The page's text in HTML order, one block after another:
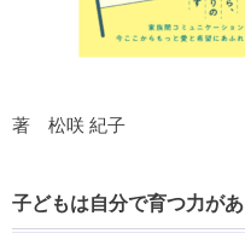
著 松咲 紀子
子どもは自分で育つ力が